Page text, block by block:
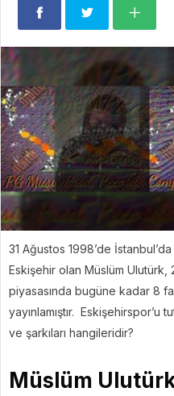
31 Ağustos 1998’de
Eskişehir olan Müslüm Ulutürk,
piyasasında bugüne kadar 8
yayınlamıştır. Eskişehirspor’u
ve şarkıları hangileridir?
‎Müslüm